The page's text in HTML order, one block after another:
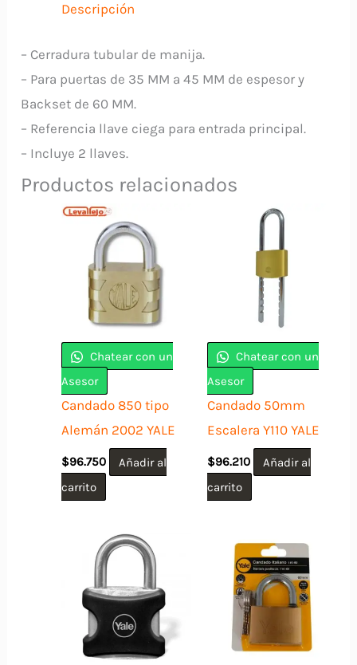
cantidadDescripción
– Cerradura tubular de manija.
– Para puertas de 35 MM a 45 MM de espesor y
Backset de 60 MM.
– Referencia llave ciega para entrada principal.
– Incluye 2 llaves.
Productos relacionados
Chatear con un
Asesor
Candado 850 tipo
Alemán 2002 YALE
$96.750
Añadir al
carrito
Chatear con un
Asesor
Candado 50mm
Escalera Y110 YALE
$96.210
Añadir al
carrito